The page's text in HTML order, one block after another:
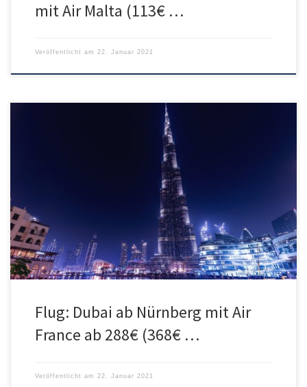
mit Air Malta (113€ …
Veröffentlicht am 22. Januar 2021
Die Airlines Air France und KLM bieten aktuell Tickets von
verschiedenen Deutschen Flughäfen nach Dubai an. Ab 288€ geht
es von Nürnberg nach Dubai in den VAE. Ab Berlin oder Stuttgart ist
es sogar ein paar Euro günstiger. Verfügbarkeiten gibt es bis Juni
und im September. Für 288€ bekommt man […]
Flug: Dubai ab Nürnberg mit Air
France ab 288€ (368€ …
Veröffentlicht am 22. Januar 2021